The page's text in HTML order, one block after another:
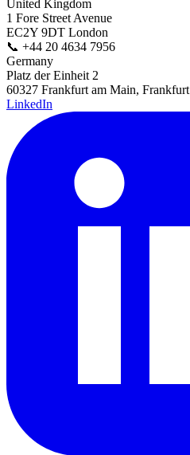
United Kingdom
1 Fore Street Avenue
EC2Y 9DT London
📞 +44 20 4634 7956
Germany
Platz der Einheit 2
60327 Frankfurt am Main, Frankfurt
LinkedIn